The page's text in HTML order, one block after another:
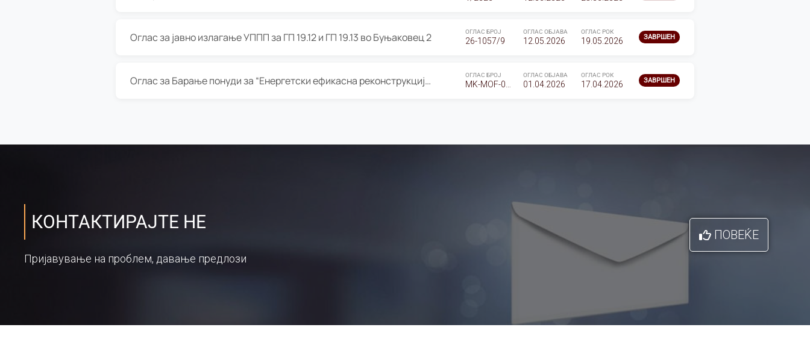
Оглас за јавно излагање УППП за ГП 19.12 и ГП 19.13 во Буњаковец 2 ОГЛАС БРОЈ
26-1057/9
ОГЛАС ОБЈАВА
12.05.2026
ОГЛАС РОК
19.05.2026 ЗАВРШЕН
Оглас за Барање понуди за “Енергетски ефикасна реконструкција на објектот ООУ „Св. Кирил и Методиј" ОГЛАС БРОЈ ОГЛАС ОБЈАВА
01.04.2026
ОГЛАС РОК
17.04.2026 ЗАВРШЕН
КОНТАКТИРАЈТЕ НЕ
Пријавување на проблем, давање предлози
ПОВЕЌЕ